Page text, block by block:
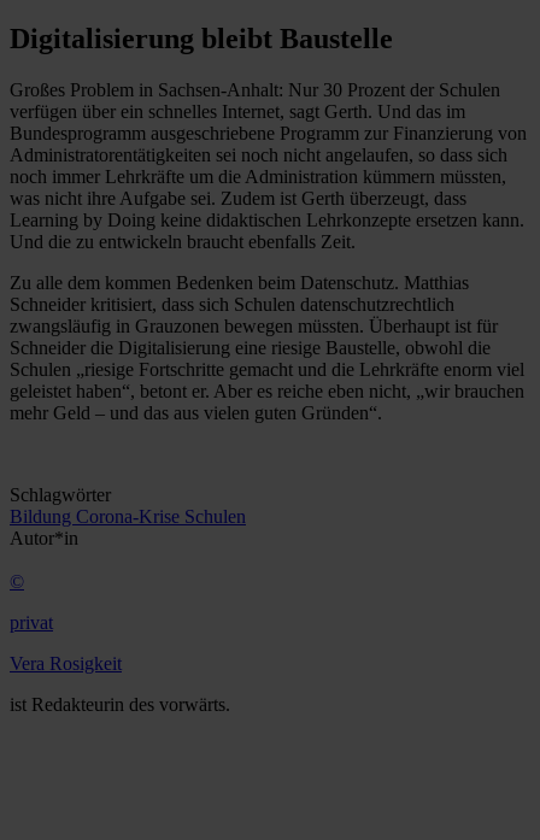
Digitalisierung bleibt Baustelle
Großes Problem in Sachsen-Anhalt: Nur 30 Prozent der Schulen
verfügen über ein schnelles Internet, sagt Gerth. Und das im
Bundesprogramm ausgeschriebene Programm zur Finanzierung von
Administratorentätigkeiten sei noch nicht angelaufen, so dass sich
noch immer Lehrkräfte um die Administration kümmern müssten,
was nicht ihre Aufgabe sei. Zudem ist Gerth überzeugt, dass
Learning by Doing keine didaktischen Lehrkonzepte ersetzen kann.
Und die zu entwickeln braucht ebenfalls Zeit.
Zu alle dem kommen Bedenken beim Datenschutz. Matthias
Schneider kritisiert, dass sich Schulen datenschutzrechtlich
zwangsläufig in Grauzonen bewegen müssten. Überhaupt ist für
Schneider die Digitalisierung eine riesige Baustelle, obwohl die
Schulen „riesige Fortschritte gemacht und die Lehrkräfte enorm viel
geleistet haben“, betont er. Aber es reiche eben nicht, „wir brauchen
mehr Geld – und das aus vielen guten Gründen“.
Schlagwörter
Bildung Corona-Krise Schulen
Autor*in
©
privat
Vera Rosigkeit
ist Redakteurin des vorwärts.